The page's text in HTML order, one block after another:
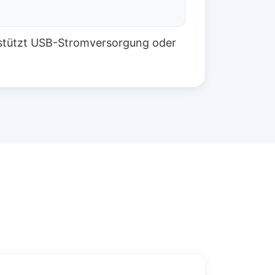
USB-Stromversorgung oder